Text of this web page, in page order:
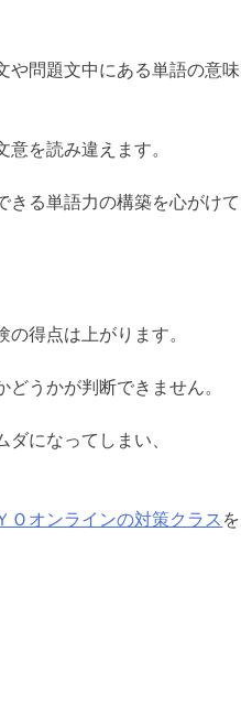
や問題文中にある単語の意味
を読み違えます。
きる単語力の構築を心がけて
得点は上がります。
うかが判断できません。
になってしまい、
Ｏオンラインの対策クラス を